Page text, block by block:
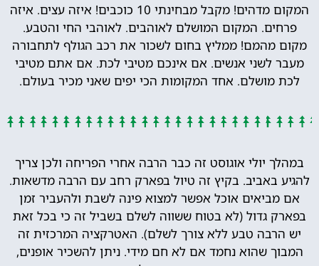
המקום מדהים! מקבל מבחינתי 10 כוכבים! איזה עצים. איזה
פרחים. המקום המושלם לאוהבים. לאוהבי החי והטבע.
מקום מהמם! ממליץ בחום לשכור את רכב הגולף לתחבורה
מעבר לשני אנשים. אם אינכם מטיבי לכת. אם אתם מטיבי
לכת מושלם. אחד המקומות הכי יפים שאני מכיר בעולם.
במהלך יולי אוגוסט זה כבר הרבה אחרי הפריחה ולכן צריך
להגיע באביב. בקיץ זה טיול בפארק רחב עם הרבה מדשאות.
אם מביאים אוכל אפשר למצוא פינה לשבת ולהעביר זמן
בפארק גדול (לא בטוח ששווה לשלם בשביל זה כי בכל זאת
יש הרבה טבע ללא צורך לשלם). האטרקציה המרכזית זה
המבוך שהוא נחמד אם לא חם מידי. ניתן להשכיר אופנים,